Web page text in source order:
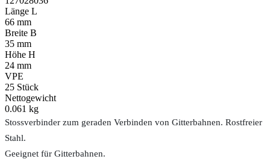
Länge L
66 mm
Breite B
35 mm
Höhe H
24 mm
VPE
25 Stück
Nettogewicht
0.061 kg
Stossverbinder zum geraden Verbinden von Gitterbahnen. Rostfreier
Stahl.
Geeignet für Gitterbahnen.